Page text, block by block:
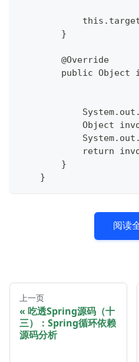
        }
        @Override
public Object
Object
return
        }
    }
阅读
上一页
吃透Spring源码（十
三）：Spring循环依赖
源码分析